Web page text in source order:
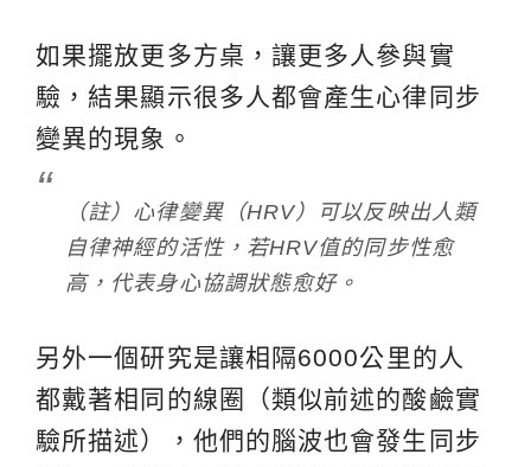
如果擺放更多方桌，讓更多人參與實
驗，結果顯示很多人都會產生心律同步
變異的現象。
（註）心律變異（HRV）可以反映出人類
自律神經的活性，若HRV值的同步性愈
高，代表身心協調狀態愈好。
另外一個研究是讓相隔6000公里的人
都戴著相同的線圈（類似前述的酸鹼實
驗所描述），他們的腦波也會發生同步